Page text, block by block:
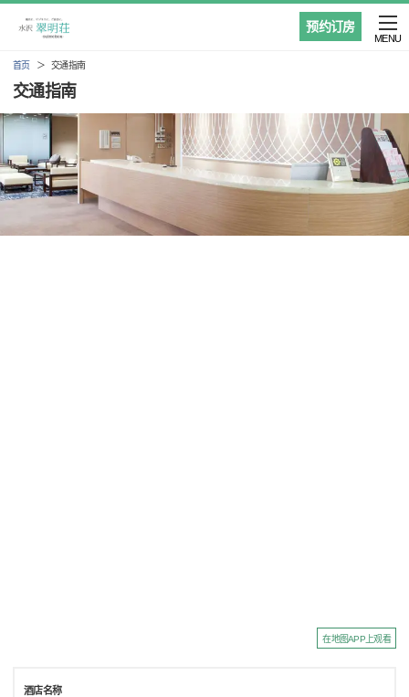
预约订房
MENU
首页 交通指南
交通指南
在地图APP上观看
酒店名称